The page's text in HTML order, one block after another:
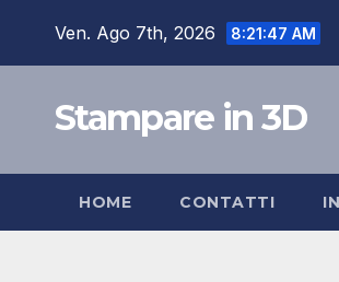
Ven. Ago 7th, 2026 8:21:48 AM
Stampare in 3D
HOME CONTATTI